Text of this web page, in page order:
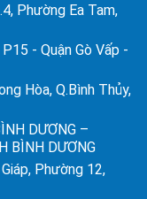
Phường Ea Tam,
- Quận Gò Vấp -
Hòa, Q.Bình Thủy,
DƯƠNG –
BÌNH DƯƠNG
Phường 12,